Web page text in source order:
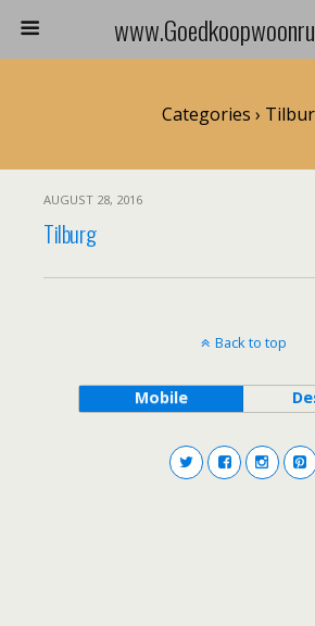
Categories ›
AUGUST 28, 2016
Tilburg
Back to top
Mobile